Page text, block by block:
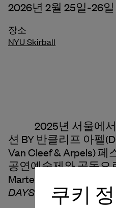
2026년 2월 25일~26일
장소
NYU Skirball
2025년 서울에
션 BY 반클리프 아펠
Van Cleef & Arpels) 페
공연예술제와 공동으
Martens)의
도그 데이
DAYS ARE OVER 2.0)
쿠키